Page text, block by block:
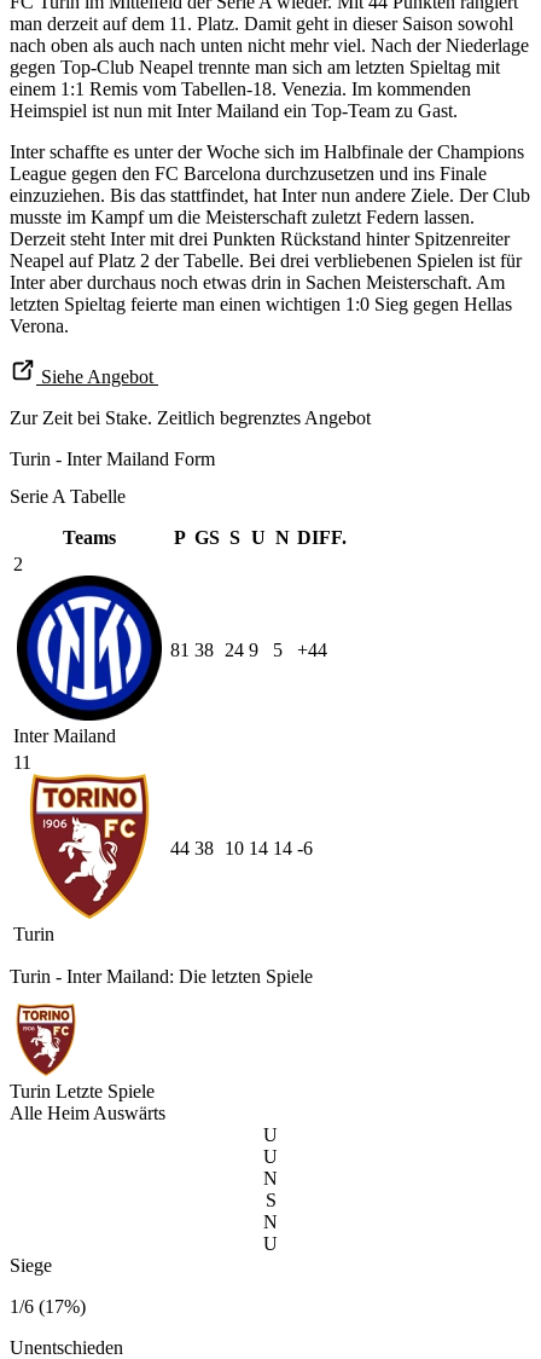
man derzeit auf dem 11. Platz. Damit geht in dieser Saison sowohl
nach oben als auch nach unten nicht mehr viel. Nach der Niederlage
gegen Top-Club Neapel trennte man sich am letzten Spieltag mit
einem 1:1 Remis vom Tabellen-18. Venezia. Im kommenden
Heimspiel ist nun mit Inter Mailand ein Top-Team zu Gast.
Inter schaffte es unter der Woche sich im Halbfinale der Champions
League gegen den FC Barcelona durchzusetzen und ins Finale
einzuziehen. Bis das stattfindet, hat Inter nun andere Ziele. Der Club
musste im Kampf um die Meisterschaft zuletzt Federn lassen.
Derzeit steht Inter mit drei Punkten Rückstand hinter Spitzenreiter
Neapel auf Platz 2 der Tabelle. Bei drei verbliebenen Spielen ist für
Inter aber durchaus noch etwas drin in Sachen Meisterschaft. Am
letzten Spieltag feierte man einen wichtigen 1:0 Sieg gegen Hellas
Verona.
Siehe Angebot
Zur Zeit bei Stake. Zeitlich begrenztes Angebot
Turin - Inter Mailand Form
Serie A Tabelle
Teams P GS S U N DIFF.
2
Inter Mailand
81 38 24 9 5 +44
11
Turin
44 38 10 14 14 -6
Turin - Inter Mailand: Die letzten Spiele
Turin Letzte Spiele
Alle Heim Auswärts
U
U
N
S
N
U
Siege
1/6 (17%)
Unentschieden